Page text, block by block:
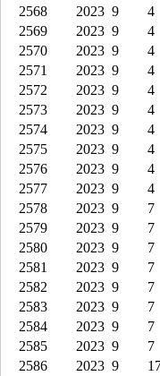
2568
2023 9 4
2569
2023 9 4
2570
2023 9 4
2571
2023 9 4
2572
2023 9 4
2573
2023 9 4
2574
2023 9 4
2575
2023 9 4
2576
2023 9 4
2577
2023 9 4
2578
2023 9 7
2579
2023 9 7
2580
2023 9 7
2581
2023 9 7
2582
2023 9 7
2583
2023 9 7
2584
2023 9 7
2585
2023 9 7
2586
2023 9